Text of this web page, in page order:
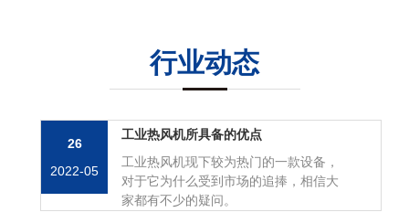
行业动态
26
2022-05
工业热风机所具备的优点
工业热风机现下较为热门的一款设备，
对于它为什么受到市场的追捧，相信大
家都有不少的疑问。